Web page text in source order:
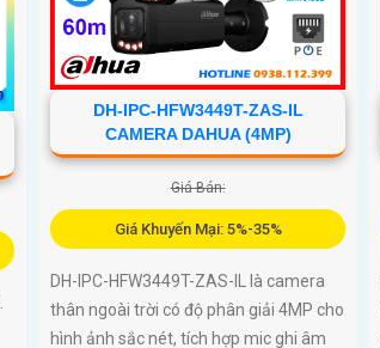
DH-IPC-HFW3449T-ZAS-IL
CAMERA DAHUA (4MP)
Giá Bán:
Giá Khuyến Mại: 5%-35%
DH-IPC-HFW3449T-ZAS-IL là camera
thân ngoài trời có độ phân giải 4MP cho
hình ảnh sắc nét, tích hợp mic ghi âm